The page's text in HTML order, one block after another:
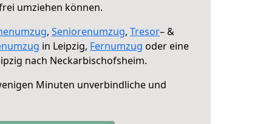
umziehen können.
, Seniorenumzug, Tresor– &
in Leipzig, Fernumzug oder eine
nach Neckarbischofsheim.
Minuten unverbindliche und